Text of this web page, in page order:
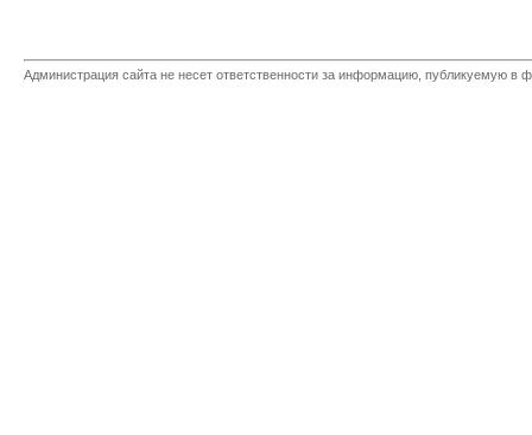
Администрация сайта не несет ответственности за информацию, публикуемую